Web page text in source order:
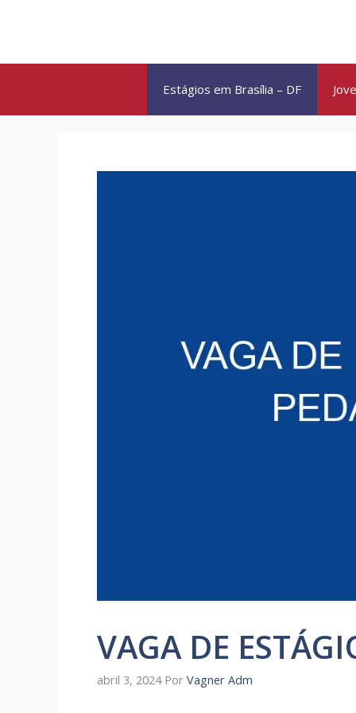
conteúdo
Estágios em Brasília – DF
VAGA DE
abril 3, 2024 Por Vagner Adm